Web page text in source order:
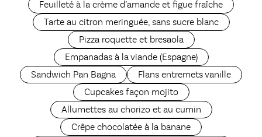
Feuilleté à la crème d’amande et figue fraîche
Tarte au citron meringuée, sans sucre blanc
Pizza roquette et bresaola
Empanadas à la viande (Espagne)
Sandwich Pan Bagna
Flans entremets vanille
Cupcakes façon mojito
Allumettes au chorizo et au cumin
Crêpe chocolatée à la banane